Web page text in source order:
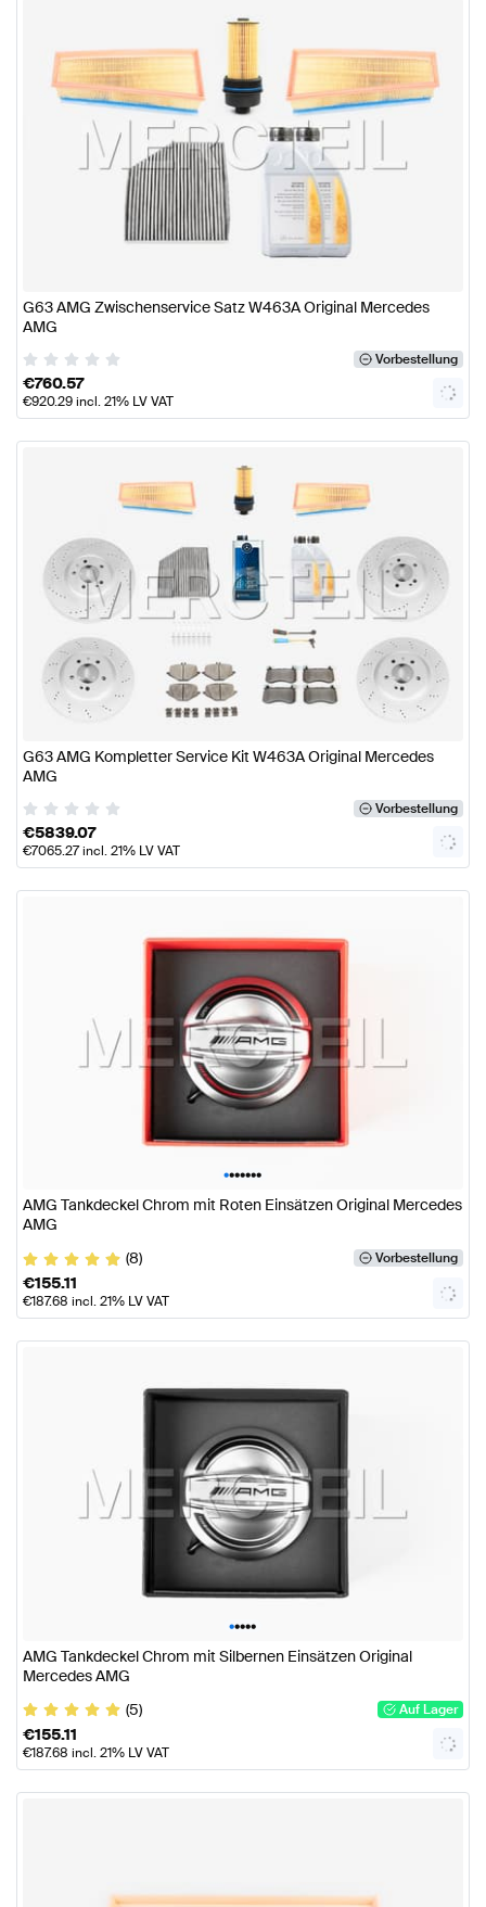
G63 AMG Zwischenservice Satz W463A Original Mercedes
AMG
Vorbestellung
€760.57
€920.29incl. 21% LV VAT
G63 AMG Kompletter Service Kit W463A Original Mercedes
AMG
Vorbestellung
€5839.07
€7065.27incl. 21% LV VAT
•••••••
AMG Tankdeckel Chrom mit Roten Einsätzen Original Mercedes
AMG
(8)
Vorbestellung
€155.11
€187.68 incl. 21% LV VAT
•••••
AMG Tankdeckel Chrom mit Silbernen Einsätzen Original
Mercedes AMG
(5)
Auf Lager
€155.11
€187.68 incl. 21% LV VAT